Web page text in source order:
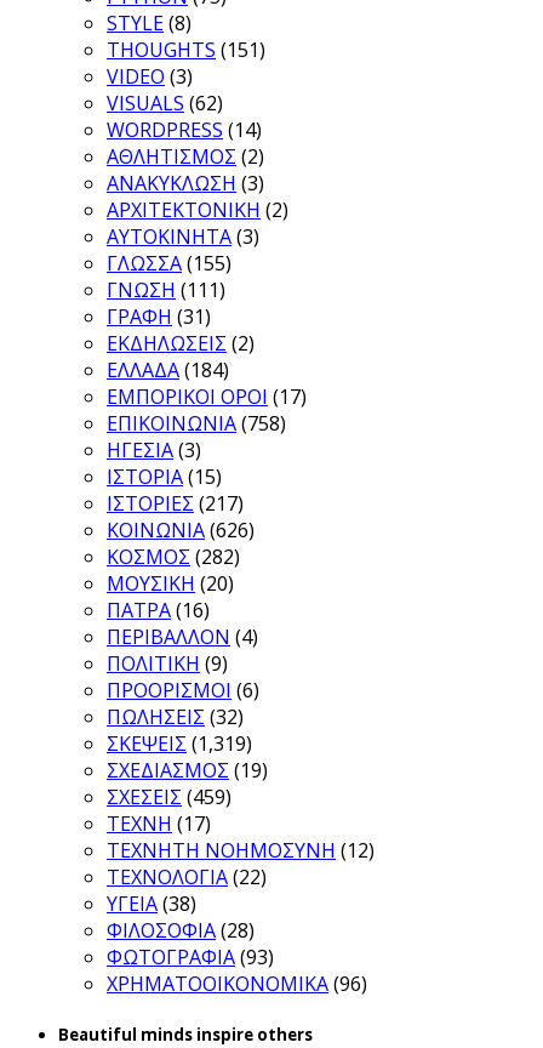
STYLE(8)
THOUGHTS (151)
VIDEO (3)
VISUALS (62)
WORDPRESS (14)
ΑΘΛΗΤΙΣΜΟΣ (2)
ΑΝΑΚΥΚΛΩΣΗ (3)
ΑΡΧΙΤΕΚΤΟΝΙΚΗ (2)
ΑΥΤΟΚΙΝΗΤΑ(3)
ΓΛΩΣΣΑ(155)
ΓΝΩΣΗ (111)
ΓΡΑΦΗ (31)
ΕΚΔΗΛΩΣΕΙΣ (2)
ΕΛΛΑΔΑ(184)
ΕΜΠΟΡΙΚΟΙ ΟΡΟΙ (17)
ΕΠΙΚΟΙΝΩΝΙΑ(758)
ΗΓΕΣΙΑ(3)
ΙΣΤΟΡΙΑ(15)
ΙΣΤΟΡΙΕΣ (217)
ΚΟΙΝΩΝΙΑ(626)
ΚΟΣΜΟΣ (282)
ΜΟΥΣΙΚΗ (20)
ΠΑΤΡΑ(16)
ΠΕΡΙΒΑΛΛΟΝ (4)
ΠΟΛΙΤΙΚΗ (9)
ΠΡΟΟΡΙΣΜΟΙ (6)
ΠΩΛΗΣΕΙΣ (32)
ΣΚΕΨΕΙΣ (1,319)
ΣΧΕΔΙΑΣΜΟΣ (19)
ΣΧΕΣΕΙΣ (459)
ΤΕΧΝΗ (17)
ΤΕΧΝΗΤΗ ΝΟΗΜΟΣΥΝΗ (12)
ΤΕΧΝΟΛΟΓΙΑ(22)
ΥΓΕΙΑ(38)
ΦΙΛΟΣΟΦΙΑ(28)
ΦΩΤΟΓΡΑΦΙΑ(93)
ΧΡΗΜΑΤΟΟΙΚΟΝΟΜΙΚΑ(96)
Beautiful minds inspire others